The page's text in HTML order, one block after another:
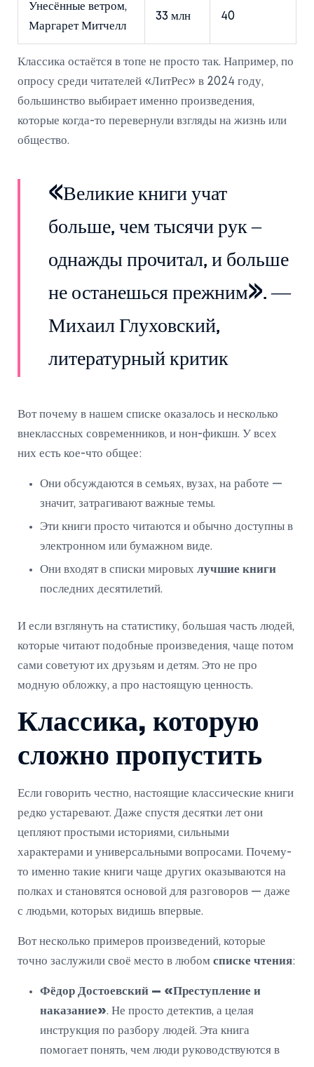
Унесённые ветром,
Маргарет Митчелл
33 млн 40
Классика остаётся в топе не просто так. Например, по
опросу среди читателей «ЛитРес» в 2024 году,
большинство выбирает именно произведения,
которые когда-то перевернули взгляды на жизнь или
общество.
«Великие книги учат
больше, чем тысячи рук –
однажды прочитал, и больше
не останешься прежним». —
Михаил Глуховский,
литературный критик
Вот почему в нашем списке оказалось и несколько
внеклассных современников, и нон-фикшн. У всех
них есть кое-что общее:
Они обсуждаются в семьях, вузах, на работе —
значит, затрагивают важные темы.
Эти книги просто читаются и обычно доступны в
электронном или бумажном виде.
Они входят в списки мировых лучшие книги
последних десятилетий.
И если взглянуть на статистику, большая часть людей,
которые читают подобные произведения, чаще потом
сами советуют их друзьям и детям. Это не про
модную обложку, а про настоящую ценность.
Классика, которую
сложно пропустить
Если говорить честно, настоящие классические книги
редко устаревают. Даже спустя десятки лет они
цепляют простыми историями, сильными
характерами и универсальными вопросами. Почему-
то именно такие книги чаще других оказываются на
полках и становятся основой для разговоров — даже
с людьми, которых видишь впервые.
Вот несколько примеров произведений, которые
точно заслужили своё место в любом списке чтения:
Фёдор Достоевский — «Преступление и
наказание». Не просто детектив, а целая
инструкция по разбору людей. Эта книга
помогает понять, чем люди руководствуются в